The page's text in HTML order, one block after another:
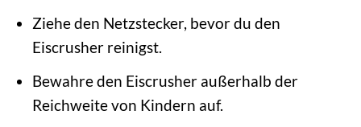
Ziehe den Netzstecker, bevor du den
Eiscrusher reinigst.
Bewahre den Eiscrusher außerhalb der
Reichweite von Kindern auf.